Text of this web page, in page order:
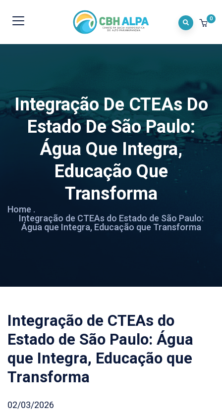
0
Integração De CTEAs Do
Estado De São Paulo:
Água Que Integra,
Educação Que
Transforma
Home .
Integração de CTEAs do Estado de São Paulo:
Água que Integra, Educação que Transforma
Integração de CTEAs do
Estado de São Paulo: Água
que Integra, Educação que
Transforma
02/03/2026